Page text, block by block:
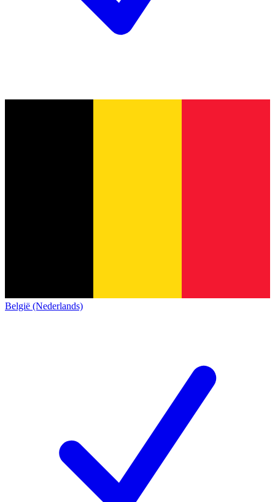
België (Nederlands)